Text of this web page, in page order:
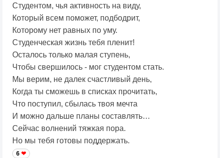
Студентом, чья активность на виду,
Который всем поможет, подбодрит,
Которому нет равных по уму.
Студенческая жизнь тебя пленит!
Осталось только малая ступень,
Чтобы свершилось - мог студентом стать.
Мы верим, не далек счастливый день,
Когда ты сможешь в списках прочитать,
Что поступил, сбылась твоя мечта
И можно дальше планы составлять…
Сейчас волнений тяжкая пора.
Но мы тебя готовы поддержать.
6